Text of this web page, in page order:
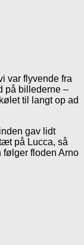
var flyvende fra
på billederne –
til langt op ad
gav lidt
på Lucca, så
følger floden Arno